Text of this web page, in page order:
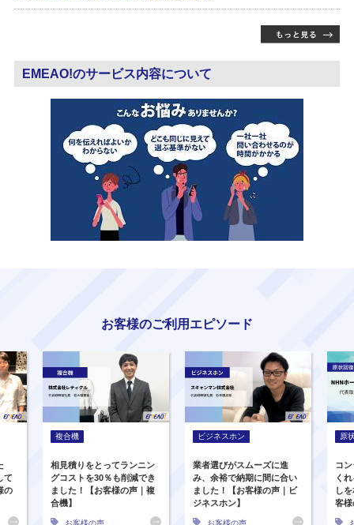
EMEAO!のサービス内容について
お客様のご利用エピソード
て
の
複合機
相見積りをとってランニン
グコストを30％も削減でき
ました！【お客様の声｜複
合機】
ビジネスホン
業者選びがスムーズに進
み、余裕で納期に間に合い
ました！【お客様の声｜ビ
ジネスホン】
原
コ
く
し
客